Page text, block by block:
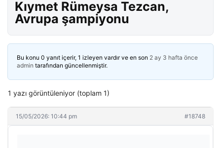
Kıymet Rümeysa Tezcan,
Avrupa şampiyonu
Bu konu 0 yanıt içerir, 1 izleyen vardır ve en son 2 ay 3 hafta önce
admin tarafından güncellenmiştir.
1 yazı görüntüleniyor (toplam 1)
15/05/2026: 10:44 pm #18748